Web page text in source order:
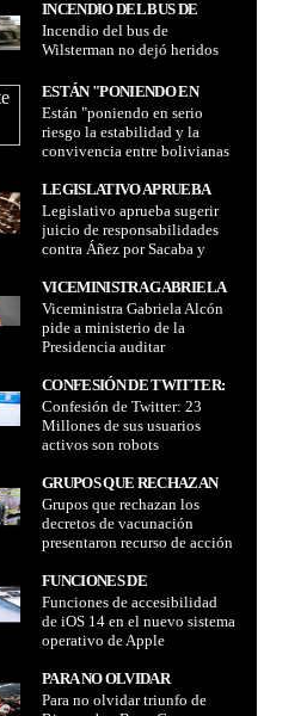
INCENDIO DEL BUS DE
WILSTERMAN NO DEJÓ
HERIDOS
Incendio del bus de
Wilsterman no dejó heridos
ESTÁN "PONIENDO EN
SERIO RIESGO LA
ESTABILIDAD Y LA
CONVIVENCIA ENTRE
BOLIVIANOS" ADVIERTE
EL DEFENSOR DEL PUEBLO
Están "poniendo en serio
riesgo la estabilidad y la
convivencia entre bolivianas
Defensor del Pueblo
LEGISLATIVO APRUEBA
SUGERIR JUICIO DE
RESPONSABILIDADES
CONTRA ÁÑEZ POR
Legislativo aprueba sugerir
juicio de responsabilidades
contra Áñez por Sacaba y
VICEMINISTRA GABRIELA
ALCÓN PIDE A MINISTERIO
DE LA PRESIDENCIA
AUDITAR PUBLICIDAD
ESTATAL EN MEDIOS DE
COMUNICACIÓN Y REDES
SOCIALES
Viceministra Gabriela Alcón
pide a ministerio de la
Presidencia auditar
de comunicación y redes
sociales
CONFESIÓN DE TWITTER:
23 MILLONES DE SUS
USUARIOS ACTIVOS SON
ROBOTS
Confesión de Twitter: 23
Millones de sus usuarios
activos son robots
GRUPOS QUE RECHAZAN
LOS DECRETOS DE
VACUNACIÓN
PRESENTARON RECURSO
CONTRA DE LOS
DECRETOS 4640 Y 4641 QUE
EXIGEN EL CARNET DE
VACUNAS O UNA PRUEBA
PCR
Grupos que rechazan los
decretos de vacunación
presentaron recurso de acción
decretos 4640 y 4641 que
exigen el carnet de vacunas o
una prueba PCR
FUNCIONES DE
ACCESIBILIDAD DE IOS 14
EN EL NUEVO SISTEMA
OPERATIVO DE APPLE
Funciones de accesibilidad
de iOS 14 en el nuevo sistema
operativo de Apple
PARA NO OLVIDAR
TRIUNFO DE RIVER SOBRE
Para no olvidar triunfo de